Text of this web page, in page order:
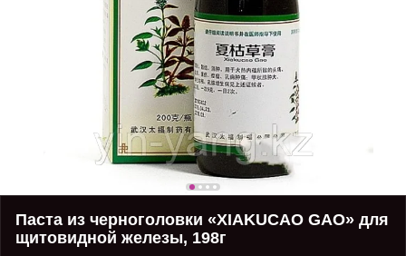
Паста из черноголовки «XIAKUCAO GAO» для
щитовидной железы, 198г